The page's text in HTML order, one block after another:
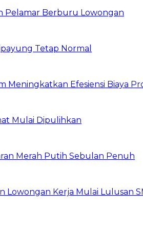
Pelamar Berburu Lowongan
Tetap Normal
Meningkatkan Efesiensi Biaya
Mulai Dipulihkan
Merah Putih Sebulan Penuh
Lowongan Kerja Mulai Lulusan